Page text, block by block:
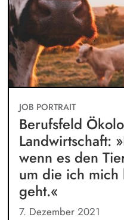
JOB PORTRAIT
Berufsfeld
Landwirtschaft:
wenn es den
um die ich mich
geht.«
7. Dezember 2021